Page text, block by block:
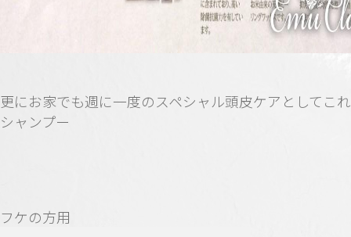
更にお家でも週に一度のスペシャル頭皮ケアとしてこ
シャンプー
フケの方用